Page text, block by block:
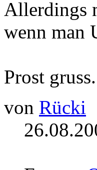
Allerdings
wenn man
Prost
von Rücki